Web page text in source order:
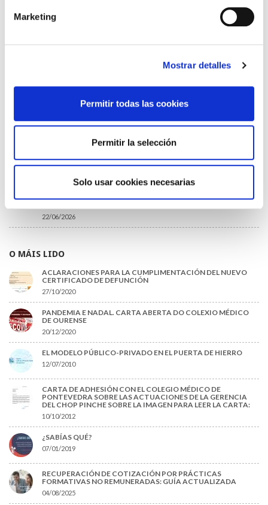
Marketing
Mostrar detalles
Permitir todas las cookies
Permitir la selección
Solo usar cookies necesarias
TRÁFICO SUPRIME LAS EXENCIONES MÉDICAS PARA EL USO
DEL CASCO Y DEL CINTURÓN DE SEGURIDAD
13/07/2026
EL AUMENTO DE PRIMAS A MUFACE NO MEJORA LAS
URGENTES ANTE LA SITUACIÓN CRÍTICA DEL SERVICIO DE
URGENCIAS DEL CHUO
09/07/2026
INFORME SOBRE LA CONSOLIDACIÓN DE GRADO A LAS/LOS
COLEGIADAS/OS EN ACTIVO QUE HAN EJERCIDO O EJERCEN
PUESTOS DE JEFATURA / DIRECCIÓN / COORDINACIÓN
03/07/2026
SOSTENIBILIDAD Y SISTEMA SANITARIO: UN COMPROMISO
22/06/2026
O MÁIS LIDO
ACLARACIONES PARA LA CUMPLIMENTACIÓN DEL NUEVO
CERTIFICADO DE DEFUNCIÓN
27/10/2020
PANDEMIA E NADAL. CARTA ABERTA DO COLEXIO MÉDICO
DE OURENSE
20/12/2020
EL MODELO PÚBLICO-PRIVADO EN EL PUERTA DE HIERRO
12/07/2010
CARTA DE ADHESIÓN CON EL COLEGIO MÉDICO DE
PONTEVEDRA SOBRE LAS ACTUACIONES DE LA GERENCIA
DEL CHOP PINCHE SOBRE LA IMAGEN PARA LEER LA CARTA:
10/10/2012
¿SABÍAS QUÉ?
07/01/2019
RECUPERACIÓN DE COTIZACIÓN POR PRÁCTICAS
FORMATIVAS NO REMUNERADAS: GUÍA ACTUALIZADA
04/08/2025